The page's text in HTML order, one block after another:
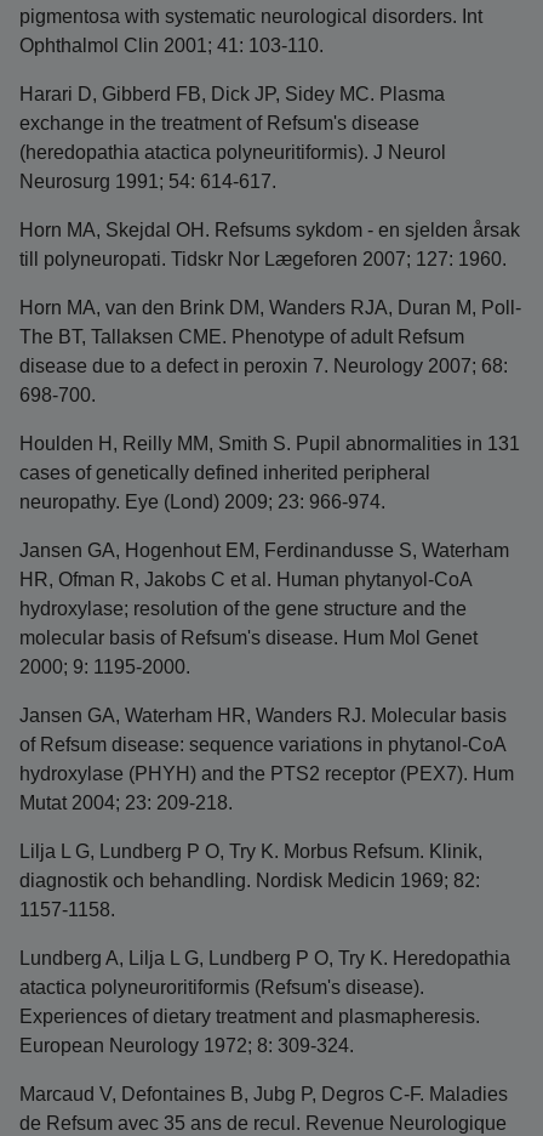
pigmentosa with systematic neurological disorders. Int
Ophthalmol Clin 2001; 41: 103-110.
Harari D, Gibberd FB, Dick JP, Sidey MC. Plasma
exchange in the treatment of Refsum's disease
(heredopathia atactica polyneuritiformis). J Neurol
Neurosurg 1991; 54: 614-617.
Horn MA, Skejdal OH. Refsums sykdom - en sjelden årsak
till polyneuropati. Tidskr Nor Lægeforen 2007; 127: 1960.
Horn MA, van den Brink DM, Wanders RJA, Duran M, Poll-
The BT, Tallaksen CME. Phenotype of adult Refsum
disease due to a defect in peroxin 7. Neurology 2007; 68:
698-700.
Houlden H, Reilly MM, Smith S. Pupil abnormalities in 131
cases of genetically defined inherited peripheral
neuropathy. Eye (Lond) 2009; 23: 966-974.
Jansen GA, Hogenhout EM, Ferdinandusse S, Waterham
HR, Ofman R, Jakobs C et al. Human phytanyol-CoA
hydroxylase; resolution of the gene structure and the
molecular basis of Refsum's disease. Hum Mol Genet
2000; 9: 1195-2000.
Jansen GA, Waterham HR, Wanders RJ. Molecular basis
of Refsum disease: sequence variations in phytanol-CoA
hydroxylase (PHYH) and the PTS2 receptor (PEX7). Hum
Mutat 2004; 23: 209-218.
Lilja L G, Lundberg P O, Try K. Morbus Refsum. Klinik,
diagnostik och behandling. Nordisk Medicin 1969; 82:
1157-1158.
Lundberg A, Lilja L G, Lundberg P O, Try K. Heredopathia
atactica polyneuroritiformis (Refsum's disease).
Experiences of dietary treatment and plasmapheresis.
European Neurology 1972; 8: 309-324.
Marcaud V, Defontaines B, Jubg P, Degros C-F. Maladies
de Refsum avec 35 ans de recul. Revenue Neurologique